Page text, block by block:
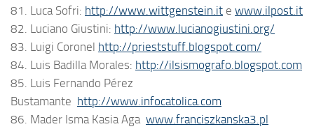
81. Luca Sofri: http://www.wittgenstein.it e www.ilpost.it
82. Luciano Giustini: http://www.lucianogiustini.org/
83. Luigi Coronel http://prieststuff.blogspot.com/
84. Luis Badilla Morales: http://ilsismografo.blogspot.com
85. Luis Fernando Pérez
Bustamante http://www.infocatolica.com
86. Mader Isma Kasia Aga www.franciszkanska3.pl